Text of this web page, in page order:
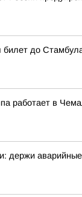
билет до
работает в
держи